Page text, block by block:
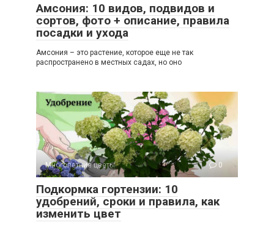
Амсония: 10 видов, подвидов и
сортов, фото + описание, правила
посадки и ухода
Амсония – это растение, которое еще не так
распространено в местных садах, но оно
Многолетние цветы 0
Подкормка гортензии: 10
удобрений, сроки и правила, как
изменить цвет